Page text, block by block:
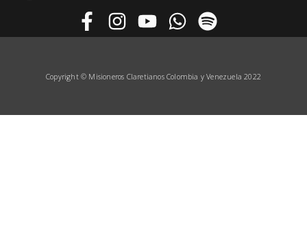
Copyright © Misioneros Claretianos Colombia y Venezuela 2022